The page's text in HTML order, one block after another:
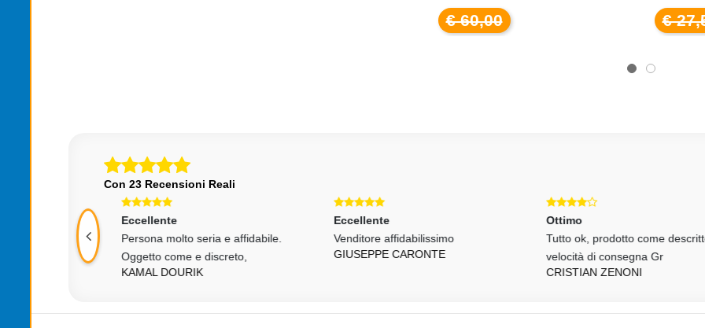
€ 60,00 € 27,50
Con 23 Recensioni Reali
Eccellente
Persona molto seria e affidabile.
Oggetto come e discreto,
KAMAL DOURIK
Eccellente
Venditore affidabilissimo
GIUSEPPE CARONTE
Ottimo
Tutto ok, prodotto come
velocità di consegna Gr
CRISTIAN ZENONI